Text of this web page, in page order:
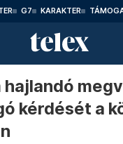
G7 KARAKTER
hajlandó
kérdését a